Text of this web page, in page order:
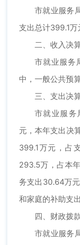
市就业服务
支出总计399.1万
二、收入决
市就业服务
中，一般公共预
三、支出决
市就业服务
元，本年支出决
399.1万元，占
293.5万，占本
务支出30.64万
和家庭的补助支
四、财政拨
市就业服务